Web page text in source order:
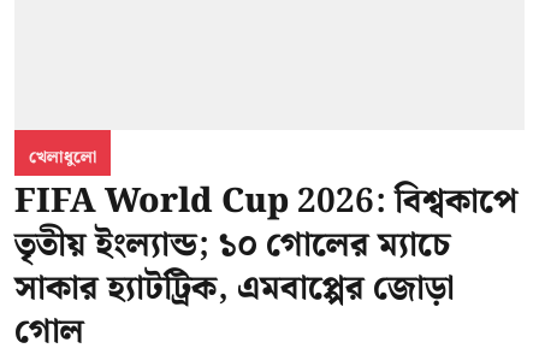
খেলাধুলো
FIFA World Cup 2026: বিশ্বকাপে
তৃতীয় ইংল্যান্ড; ১০ গোলের ম্যাচে
সাকার হ্যাটট্রিক, এমবাপ্পের জোড়া
গোল